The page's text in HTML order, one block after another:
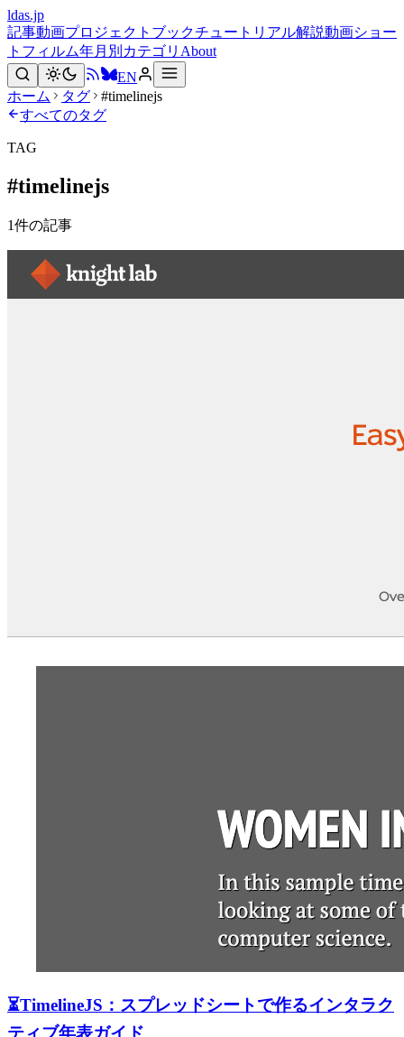
ldas.jp
記事動画プロジェクト ブックチュートリアル解説動画ショー
トフィルム年月別 カテゴリ About
EN
ホーム
タグ
#timelinejs
すべてのタグ
TAG
#timelinejs
1件の記事
⏳TimelineJS：スプレッドシートで作るインタラク
ティブ年表ガイド